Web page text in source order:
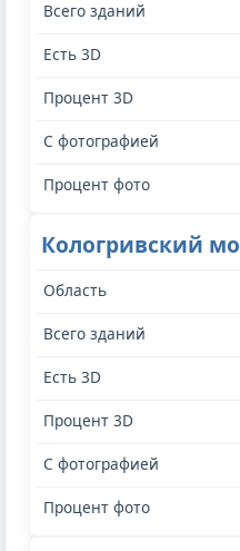
Кологривский мо